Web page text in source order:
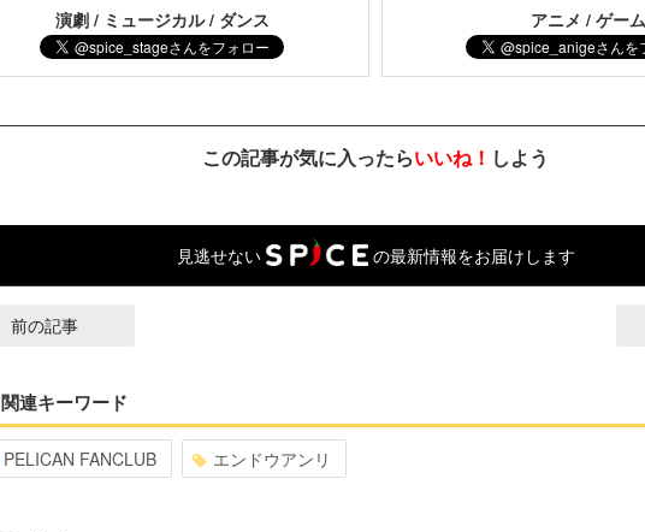
演劇 / ミュージカル / ダンス アニメ / ゲー
この記事が気に入ったらいいね！ しよう
見逃せない の最新情報をお届けします
前の記事
関連キーワード
PELICAN FANCLUB エンドウアンリ